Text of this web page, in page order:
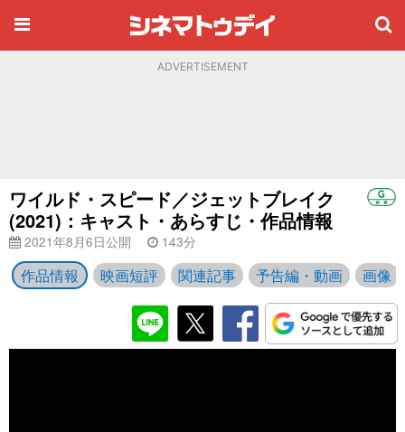
ADVERTISEMENT
ワイルド・スピード／ジェットブレイク
(2021)：キャスト・あらすじ・作品情報
2021年8月6日公開 143分
作品情報 映画短評 関連記事 予告編・動画 画像